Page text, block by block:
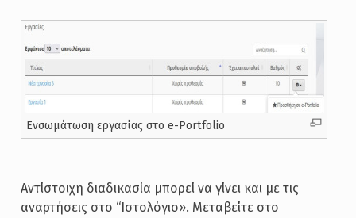
Ενσωμάτωση εργασίας στο e-Portfolio
Αντίστοιχη διαδικασία μπορεί να γίνει και με τις
αναρτήσεις στο “Ιστολόγιο». Μεταβείτε στο